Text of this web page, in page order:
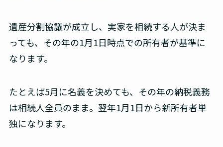
遺産分割協議が成立し、実家を相続する人が決ま
っても、その年の1月1日時点での所有者が基準に
なります。
たとえば5月に名義を決めても、その年の納税義務
は相続人全員のまま。翌年1月1日から新所有者単
独になります。